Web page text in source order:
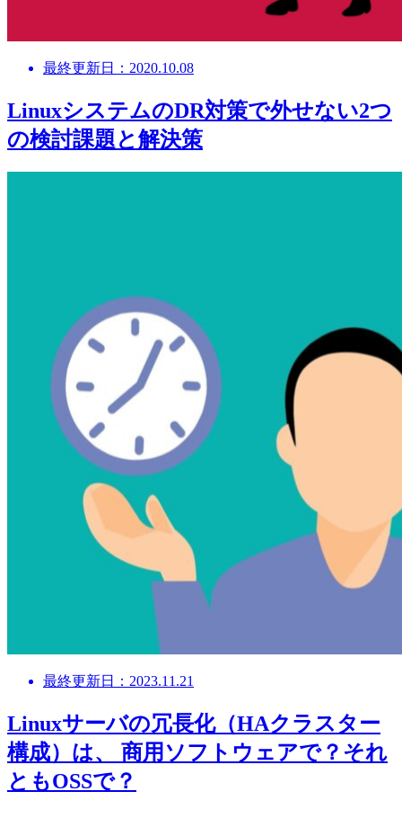
最終更新日：2020.10.08
LinuxシステムのDR対策で外せない2つ
の検討課題と解決策
最終更新日：2023.11.21
Linuxサーバの冗長化（HAクラスター
構成）は、 商用ソフトウェアで？それ
ともOSSで？